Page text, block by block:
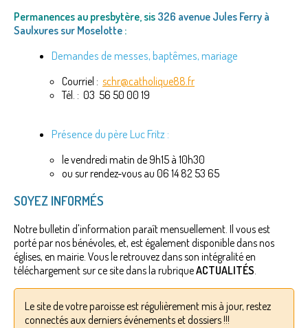
Permanences au presbytère, sis 326 avenue Jules Ferry à
Saulxures sur Moselotte :
Demandes de messes, baptêmes, mariage
Courriel : schr@catholique88.fr
Tél. : 03 56 50 00 19
Présence du père Luc Fritz :
le vendredi matin de 9h15 à 10h30
ou sur rendez-vous au 06 14 82 53 65
SOYEZ INFORMÉS
Notre bulletin d'information paraît mensuellement. Il vous est
porté par nos bénévoles, et, est également disponible dans nos
églises, en mairie. Vous le retrouvez dans son intégralité en
téléchargement sur ce site dans la rubriqueACTUALITÉS.
Le site de votre paroisse est régulièrement mis à jour, restez
connectés aux derniers événements et dossiers !!!